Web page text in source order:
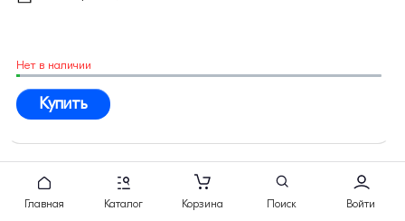
Нет в наличии
Купить
Главная Каталог Корзина Поиск Войти